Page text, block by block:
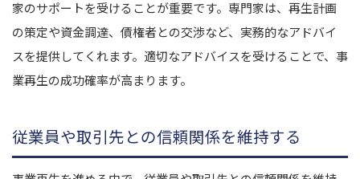
家のサポートを受けることが重要です。専門家は、再生計画
の策定や資金調達、債権者との交渉など、実務的なアドバイ
スを提供してくれます。適切なアドバイスを受けることで、事
業再生の成功確率が高まります。
従業員や取引先との信頼関係を維持する